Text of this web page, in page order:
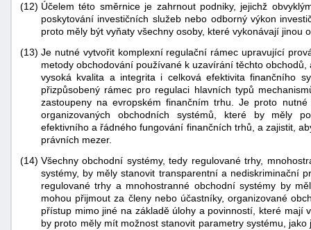
(12) Účelem této směrnice je zahrnout podniky, jejichž
poskytování investičních služeb nebo odborný výkon
proto měly být vyňaty všechny osoby, které vykonávají jinou
(13) Je nutné vytvořit komplexní regulační rámec upravující
metody obchodování používané k uzavírání těchto
vysoká kvalita a integrita i celková efektivita finančního
přizpůsobený rámec pro regulaci hlavních typů
zastoupeny na evropském finančním trhu. Je proto
organizovaných obchodních systémů, které by měly
efektivního a řádného fungování finančních trhů, a zajistit,
právních mezer.
(14) Všechny obchodní systémy, tedy regulované trhy,
systémy, by měly stanovit transparentní a nediskriminační
regulované trhy a mnohostranné obchodní systémy by
mohou přijmout za členy nebo účastníky, organizované
přístup mimo jiné na základě úlohy a povinností, které mají
by proto měly mít možnost stanovit parametry systému,